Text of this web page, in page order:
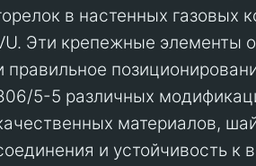
в настенных газовых
Эти крепежные элементы
правильное
5-5 различных
материалов,
и устойчивость к